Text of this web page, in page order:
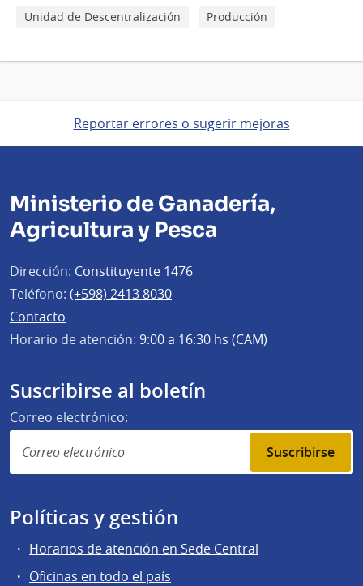
Unidad de Descentralización
Producción
Reportar errores o sugerir mejoras
Ministerio de Ganadería,
Agricultura y Pesca
Dirección: Constituyente 1476
Teléfono: (+598) 2413 8030
Contacto
Horario de atención: 9:00 a 16:30 hs (CAM)
Suscribirse al boletín
Correo electrónico:
Suscribirse
Políticas y gestión
Horarios de atención en Sede Central
Oficinas en todo el país